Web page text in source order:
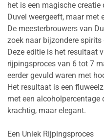
het is een magische creatie
Duvel weergeeft, maar met
De meesterbrouwers van
zoek naar bijzondere
Deze editie is het resultaat
rijpingsproces van 6 tot 7
eerder gevuld waren met
Het resultaat is een
met een
krachtig, maar elegant.
Een Uniek Rijpingsproces